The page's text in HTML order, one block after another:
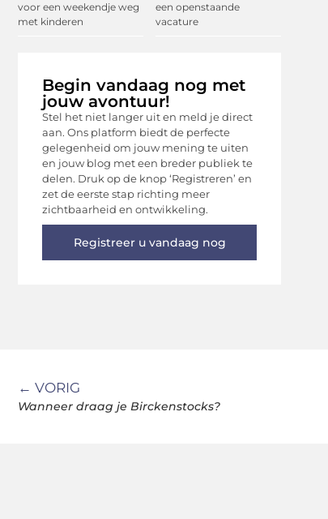
voor een weekendje weg
met kinderen
een openstaande
vacature
Begin vandaag nog met
jouw avontuur!
Stel het niet langer uit en meld je direct
aan. Ons platform biedt de perfecte
gelegenheid om jouw mening te uiten
en jouw blog met een breder publiek te
delen. Druk op de knop ‘Registreren’ en
zet de eerste stap richting meer
zichtbaarheid en ontwikkeling.
Registreer u vandaag nog
← VORIG
Wanneer draag je Birckenstocks?